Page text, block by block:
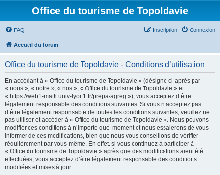
Office du tourisme de Topoldavie
FAQ Connexion
Inscription
Accueil du forum
Office du tourisme de Topoldavie - Conditions d’utilisation
En accédant à « Office du tourisme de Topoldavie » (désigné ci-après par
« nous », « notre », « nos », « Office du tourisme de Topoldavie » et
« https://web1-math.univ-lyon1.fr/prepa-agreg »), vous acceptez d’être
légalement responsable des conditions suivantes. Si vous n’acceptez pas
d’être légalement responsable de toutes les conditions suivantes, veuillez ne
pas utiliser et accéder à « Office du tourisme de Topoldavie ». Nous pouvons
modifier ces conditions à n’importe quel moment et nous essaierons de vous
informer de ces modifications, bien que nous vous conseillons de vérifier
régulièrement par vous-même. En effet, si vous continuez à participer à
« Office du tourisme de Topoldavie » après que des modifications aient été
effectuées, vous acceptez d’être légalement responsable des conditions
modifiées et mises à jour.